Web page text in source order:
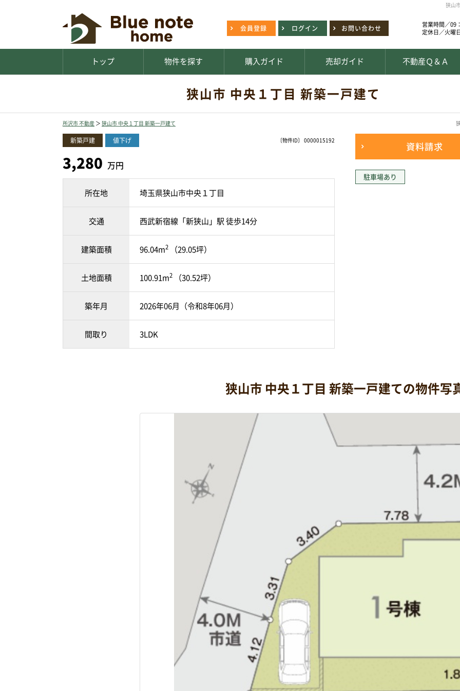
狭山
会員登録 ログイン お問い合わせ
営業時間／09
定休日／火曜
トップ 物件を探す 購入ガイド 売却ガイド 不動産Ｑ＆Ａ
狭山市 中央１丁目 新築一戸建て
所沢市 不動産 ＞ 狭山市 中央１丁目 新築一戸建て
〔物件ID〕 0000015192
新築戸建 値下げ
3,280 万円
所在地 埼玉県狭山市中央１丁目
交通 西武新宿線「新狭山」駅 徒歩14分
建築面積 96.04m2 （29.05坪）
土地面積 100.91m2 （30.52坪）
築年月 2026年06月（令和8年06月）
間取り 3LDK
資料請求
駐車場あり
狭山市 中央１丁目 新築一戸建ての物件写